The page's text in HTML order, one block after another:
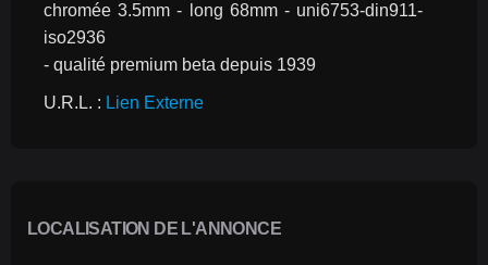
chromée 3.5mm - long 68mm - uni6753-din911-
iso2936
- qualité premium beta depuis 1939
U.R.L. : Lien Externe
LOCALISATION DE L'ANNONCE